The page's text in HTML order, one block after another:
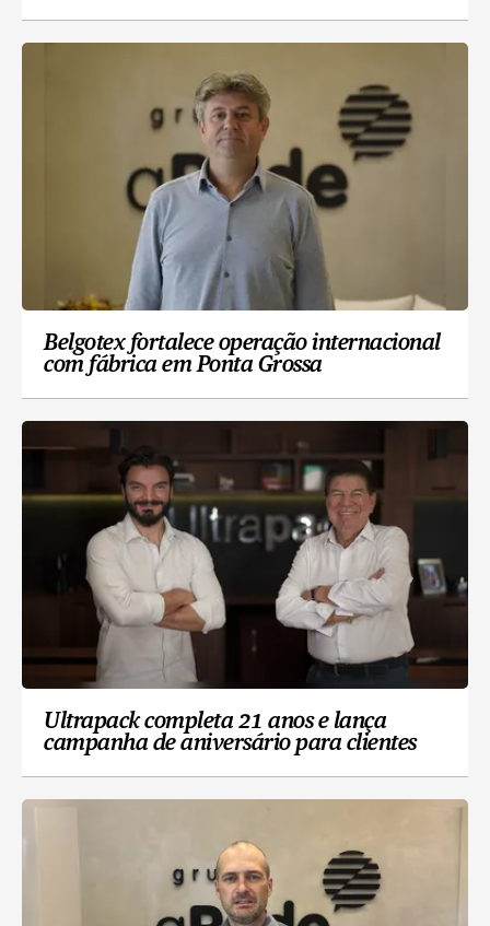
Belgotex fortalece operação internacional
com fábrica em Ponta Grossa
Ultrapack completa 21 anos e lança
campanha de aniversário para clientes